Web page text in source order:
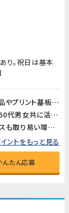
り。祝日は基本
《職業紹介》就業先は、自動車用ライトの部品やプリント基板用端子などを製造している企業です。長期的に安定した就業が見込めます!
作業場は空調完備で快適な環境♪30代～60代男女共に活躍中!
残業はほぼありません。ワークライフバランスも取り易い環境です。
ントをもっと見る
んたん応募